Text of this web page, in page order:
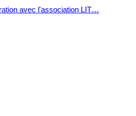
avec l'association LIT…